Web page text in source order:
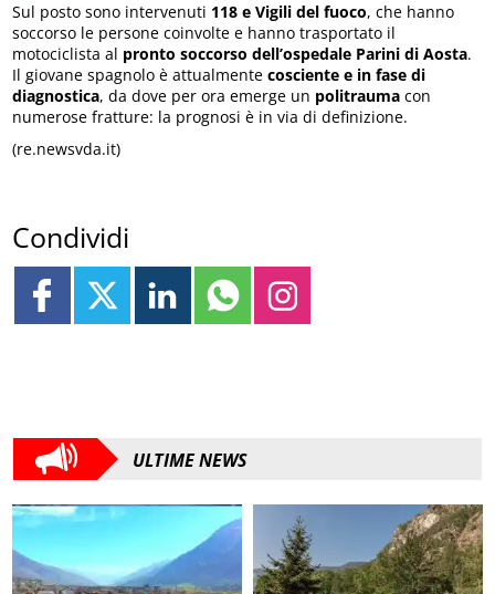
Sul posto sono intervenuti 118 e Vigili del fuoco, che hanno
soccorso le persone coinvolte e hanno trasportato il
motociclista al pronto soccorso dell’ospedale Parini di Aosta.
Il giovane spagnolo è attualmentecosciente e in fase di
diagnostica, da dove per ora emerge un politrauma con
numerose fratture: la prognosi è in via di definizione.
(re.newsvda.it)
Condividi
ULTIME NEWS